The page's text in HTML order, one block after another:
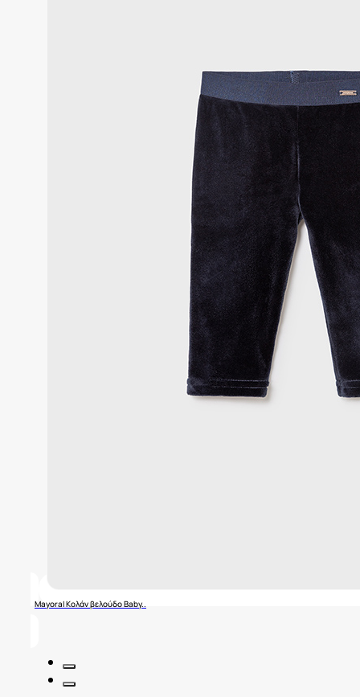
Mayoral Κολάν βελούδο Baby..